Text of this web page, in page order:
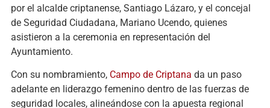
por el alcalde criptanense, Santiago Lázaro, y el concejal
de Seguridad Ciudadana, Mariano Ucendo, quienes
asistieron a la ceremonia en representación del
Ayuntamiento.
Con su nombramiento, Campo de Criptana da un paso
adelante en liderazgo femenino dentro de las fuerzas de
seguridad locales, alineándose con la apuesta regional